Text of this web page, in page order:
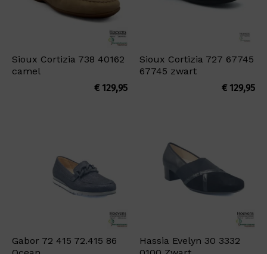
Sioux Cortizia 738 40162
camel
€129,95
Sioux Cortizia 727 67745
67745 zwart
€129,95
Gabor 72 415 72.415 86
Hassia Evelyn 30 3332